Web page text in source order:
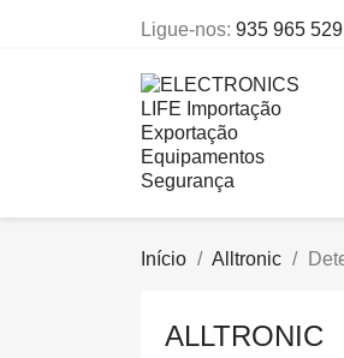
Ligue-nos: 935 965
Início Alltronic
ALLTRONIC